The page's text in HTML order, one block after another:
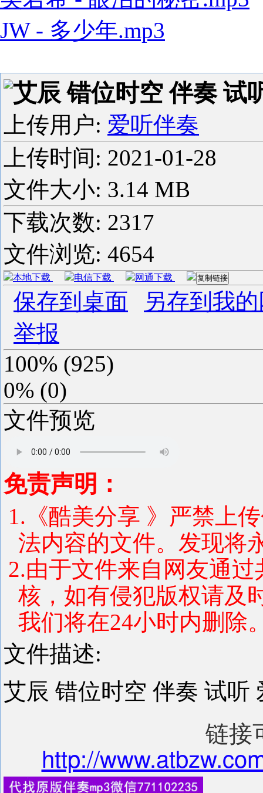
JW - 多少年.mp3
艾辰 错位时空 伴奏 试
上传用户: 爱听伴奏
上传时间: 2021-01-28
文件大小: 3.14 MB
下载次数: 2317
文件浏览: 4654
本地下载 电信下载 网通下载 复制链接
保存到桌面
另存到我
举报
100% (925)
0% (0)
文件预览
免责声明：
1.《酷美分享 》严禁上
法内容的文件。发现将
2.由于文件来自网友通
核，如有侵犯版权请及
我们将在24小时内删除
文件描述:
艾辰 错位时空 伴奏 试听
链接
http://